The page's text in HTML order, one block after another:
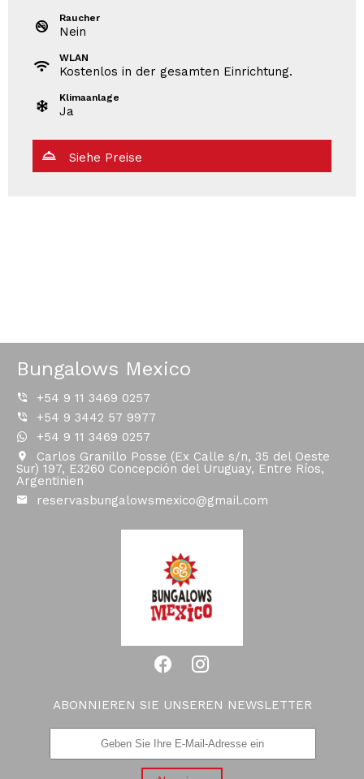
Raucher
Nein
WLAN
Kostenlos in der gesamten Einrichtung.
Klimaanlage
Ja
Siehe Preise
Bungalows Mexico
+54 9 11 3469 0257
+54 9 3442 57 9977
+54 9 11 3469 0257
Carlos Granillo Posse (Ex Calle s/n, 35 del Oeste
Sur) 197, E3260 Concepción del Uruguay, Entre Ríos,
Argentinien
reservasbungalowsmexico@gmail.com
ABONNIEREN SIE UNSEREN NEWSLETTER